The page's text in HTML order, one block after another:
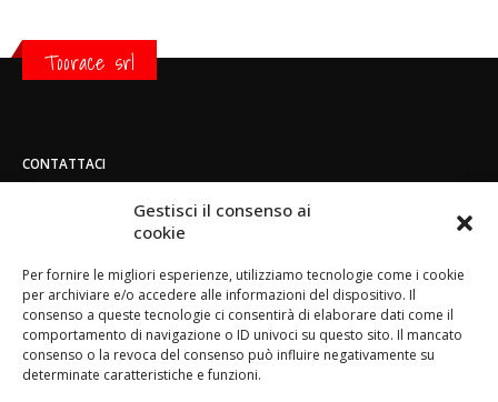
Gestisci il consenso ai
cookie
Per fornire le migliori esperienze, utilizziamo tecnologie come i cookie
per archiviare e/o accedere alle informazioni del dispositivo. Il
consenso a queste tecnologie ci consentirà di elaborare dati come il
comportamento di navigazione o ID univoci su questo sito. Il mancato
consenso o la revoca del consenso può influire negativamente su
determinate caratteristiche e funzioni.
Toorace srl
CONTATTACI
Strada di San Mauro 236/B - 10156 - Torino
(+39) 011.800.49.59
Email:
info@toorace.it
Orario di lavoro: